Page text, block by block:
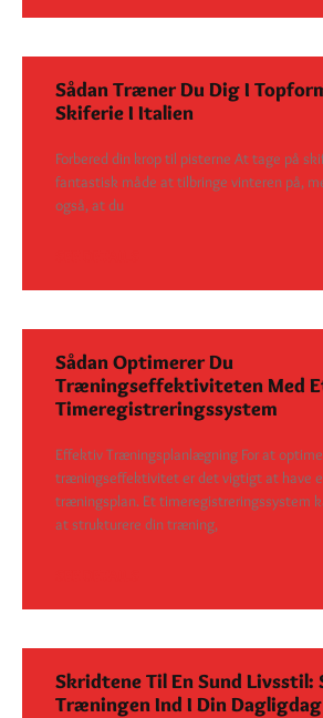
Sådan Træner Du Dig I
Skiferie I Italien
Forbered din krop til pisterne At tage på
fantastisk måde at tilbringe vinteren på,
også, at du
Sådan Optimerer Du
Træningseffektiviteten Med
Timeregistreringssystem
Effektiv Træningsplanlægning For at
træningseffektivitet er det vigtigt at have
træningsplan. Et timeregistreringssystem
at strukturere din træning,
Skridtene Til En Sund Livsstil:
Træningen Ind I Din Dagligdag